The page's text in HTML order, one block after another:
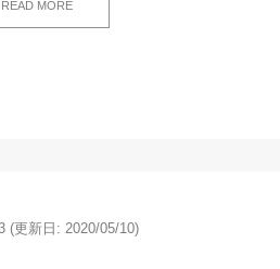
READ MORE
(更新日: 2020/05/10)